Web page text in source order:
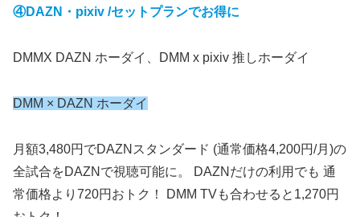
④DAZN・pixiv /セットプランでお得に
DMMX DAZN ホーダイ、DMM x pixiv 推しホーダイ
DMM × DAZN ホーダイ
月額3,480円でDAZNスタンダード (通常価格4,200円/月)の
全試合をDAZNで視聴可能に。 DAZNだけの利用でも 通
常価格より720円おトク！ DMM TVも合わせると1,270円